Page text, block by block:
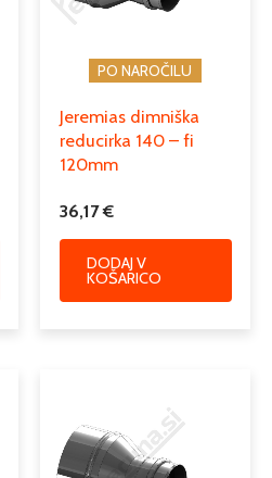
kosi, rozete
PO NAROČILU
Jeremias dimniška
reducirka 140 – fi
120mm
36,17€
DODAJ V
KOŠARICO